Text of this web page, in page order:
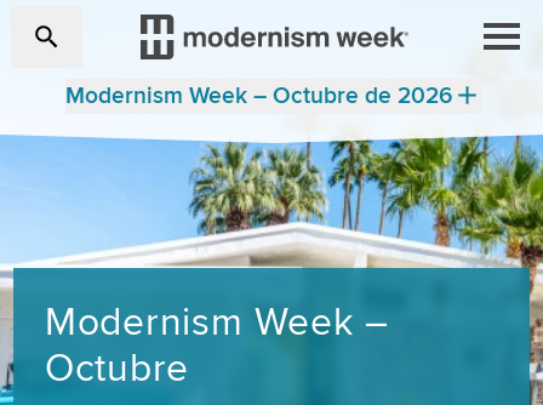
Modernism Week – Octubre de 2026
Modernism Week –
Octubre